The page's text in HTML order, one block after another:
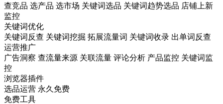
查竞品 选产品 选市场 关键词选品 关键词趋势选品 店铺上新
监控
关键词优化
关键词反查 关键词挖掘 拓展流量词 关键词收录 出单词反查
运营推广
广告洞察 查流量来源 关联流量 评论分析 产品监控 关键词监
控
浏览器插件
选品运营 永久免费
免费工具